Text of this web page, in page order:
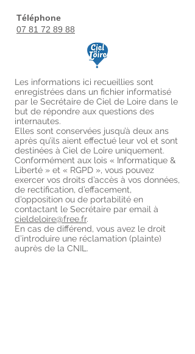
Téléphone
07 81 72 89 88
Les informations ici recueillies sont
enregistrées dans un fichier informatisé
par le Secrétaire de Ciel de Loire dans le
but de répondre aux questions des
internautes.
Elles sont conservées jusqu’à deux ans
après qu’ils aient effectué leur vol et sont
destinées à Ciel de Loire uniquement.
Conformément aux lois « Informatique &
Liberté » et « RGPD », vous pouvez
exercer vos droits d’accès à vos données,
de rectification, d’effacement,
d’opposition ou de portabilité en
contactant le Secrétaire par email à
cieldeloire@free.fr.
En cas de différend, vous avez le droit
d’introduire une réclamation (plainte)
auprès de la CNIL.